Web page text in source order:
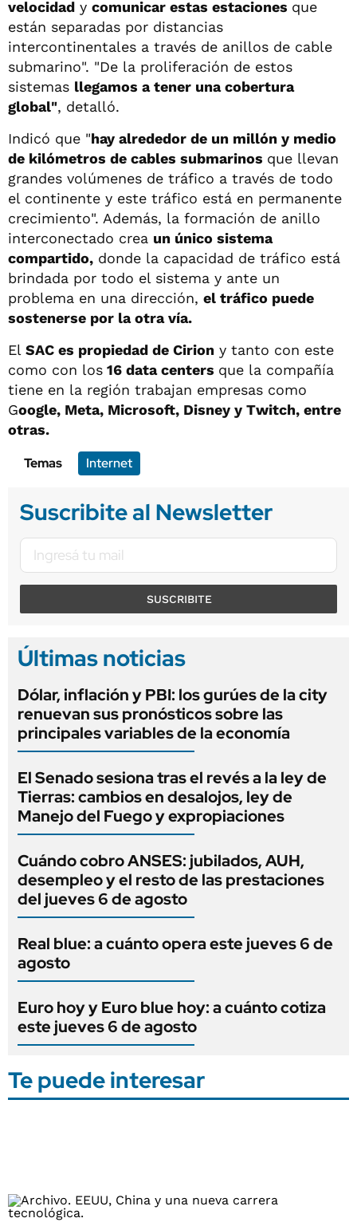
velocidad y comunicar estas estaciones que
están separadas por distancias
intercontinentales a través de anillos de cable
submarino". "De la proliferación de estos
sistemas llegamos a tener una cobertura
global", detalló.
Indicó que "hay alrededor de un millón y medio
de kilómetros de cables submarinos que llevan
grandes volúmenes de tráfico a través de todo
el continente y este tráfico está en permanente
crecimiento". Además, la formación de anillo
interconectado crea un único sistema
compartido, donde la capacidad de tráfico está
brindada por todo el sistema y ante un
problema en una dirección, el tráfico puede
sostenerse por la otra vía.
El SAC es propiedad de Cirion y tanto con este
como con los 16 data centers que la compañía
tiene en la región trabajan empresas como
Google, Meta, Microsoft, Disney y Twitch, entre
otras.
Temas
Internet
Suscribite al Newsletter
SUSCRIBITE
Últimas noticias
Dólar, inflación y PBI: los gurúes de la city
renuevan sus pronósticos sobre las
principales variables de la economía
El Senado sesiona tras el revés a la ley de
Tierras: cambios en desalojos, ley de
Manejo del Fuego y expropiaciones
Cuándo cobro ANSES: jubilados, AUH,
desempleo y el resto de las prestaciones
del jueves 6 de agosto
Real blue: a cuánto opera este jueves 6 de
agosto
Euro hoy y Euro blue hoy: a cuánto cotiza
este jueves 6 de agosto
Te puede interesar